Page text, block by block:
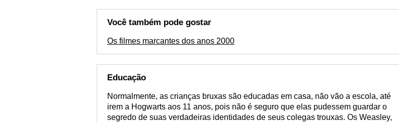
Você também pode gostar
Os filmes marcantes dos anos 2000
Educação
Normalmente, as crianças bruxas são educadas em casa, não vão a escola, até
irem a Hogwarts aos 11 anos, pois não é seguro que elas pudessem guardar o
segredo de suas verdadeiras identidades de seus colegas trouxas. Os Weasley,